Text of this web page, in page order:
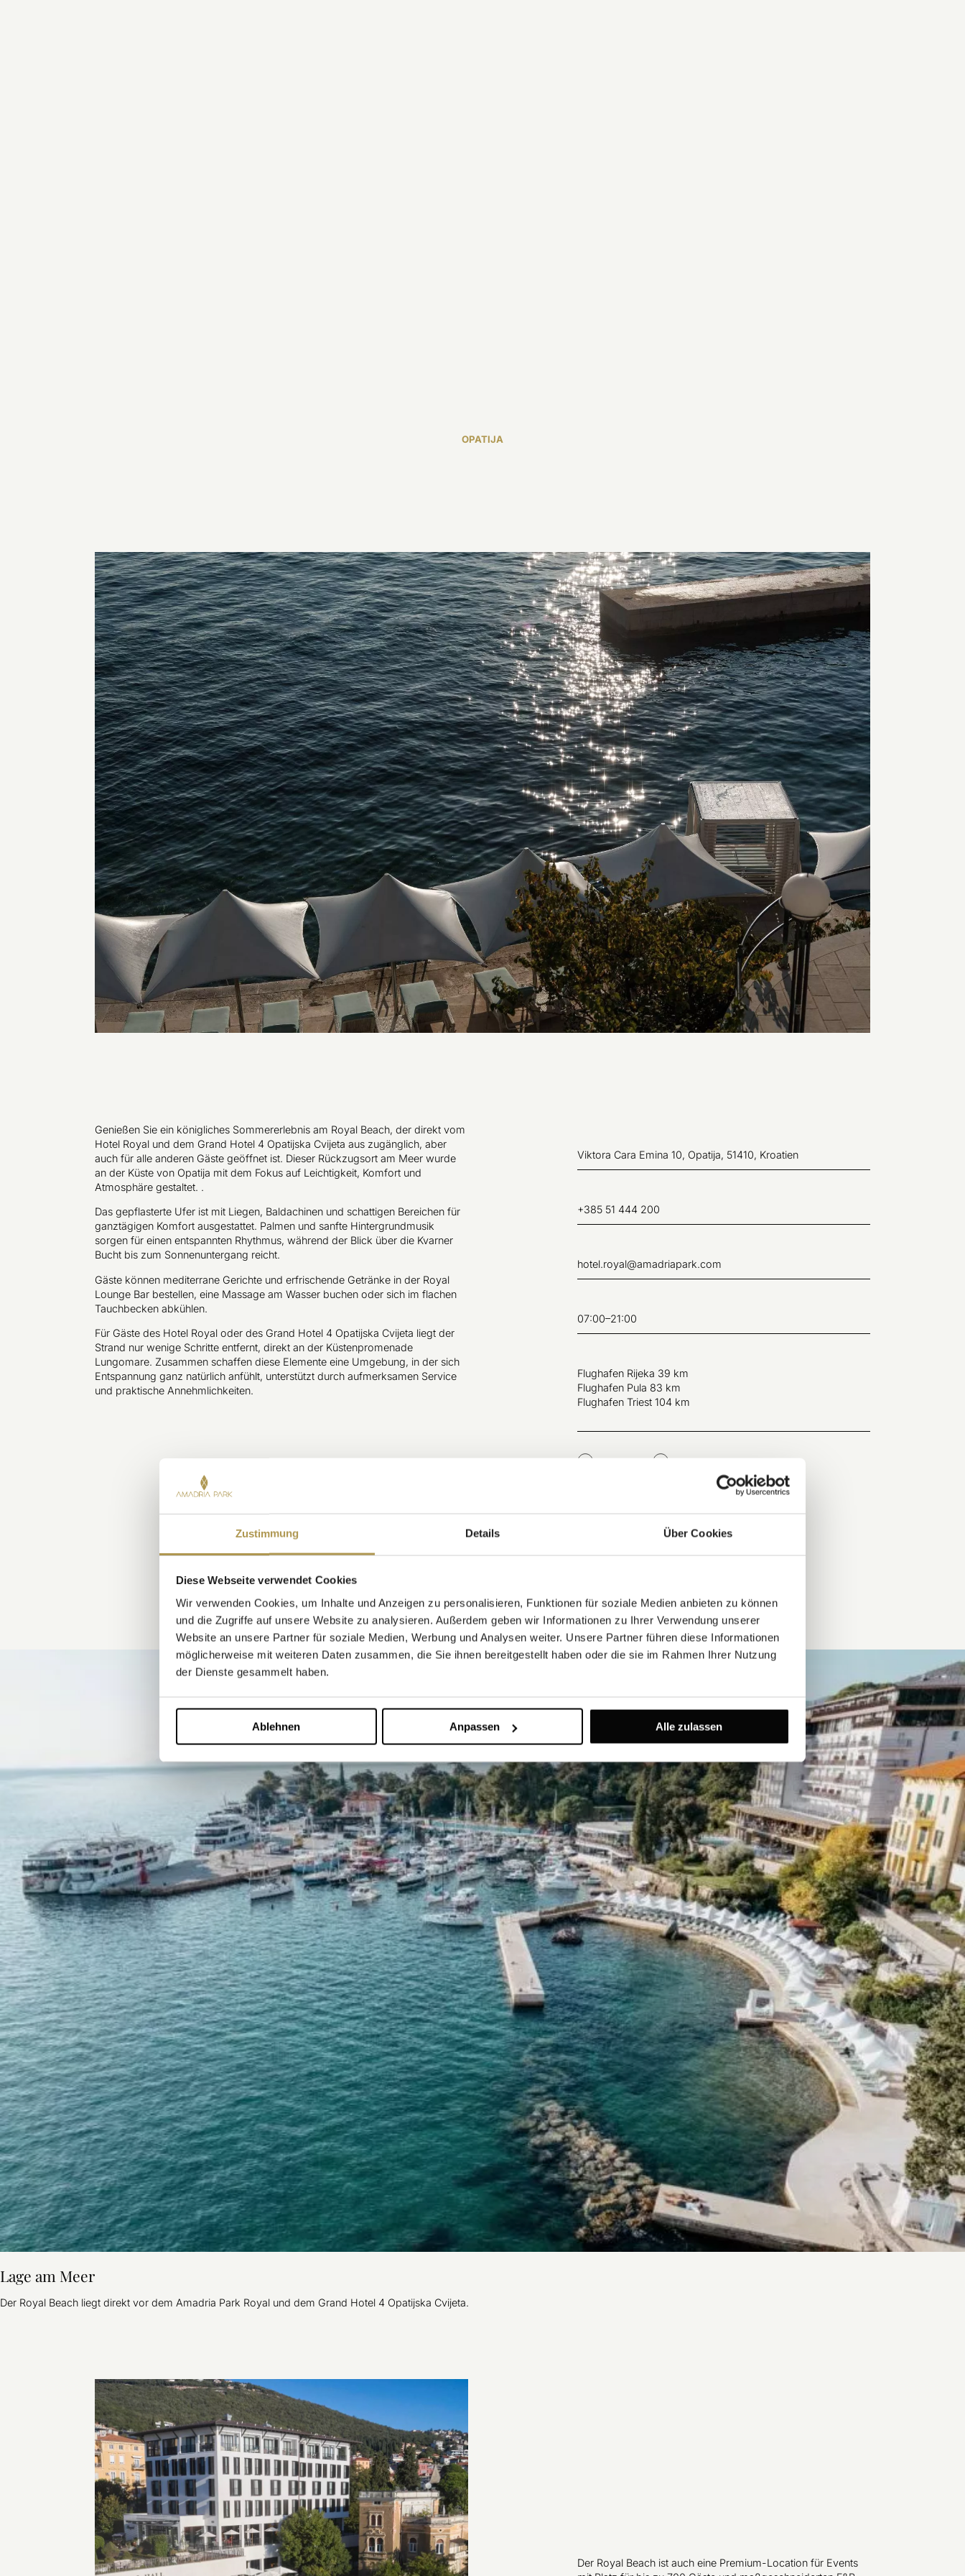
Zustimmung Details Über Cookies
Diese Webseite verwendet Cookies
Wir verwenden Cookies, um Inhalte und Anzeigen zu personalisieren, Funktionen für soziale Medien anbieten zu können
und die Zugriffe auf unsere Website zu analysieren. Außerdem geben wir Informationen zu Ihrer Verwendung unserer
Website an unsere Partner für soziale Medien, Werbung und Analysen weiter. Unsere Partner führen diese Informationen
möglicherweise mit weiteren Daten zusammen, die Sie ihnen bereitgestellt haben oder die sie im Rahmen Ihrer Nutzung
der Dienste gesammelt haben.
Ablehnen Anpassen Alle zulassen
OPATIJA
Genießen Sie ein königliches Sommererlebnis am Royal Beach, der direkt vom
Hotel Royal und dem Grand Hotel 4 Opatijska Cvijeta aus zugänglich, aber
auch für alle anderen Gäste geöffnet ist. Dieser Rückzugsort am Meer wurde
an der Küste von Opatija mit dem Fokus auf Leichtigkeit, Komfort und
Atmosphäre gestaltet. .
Das gepflasterte Ufer ist mit Liegen, Baldachinen und schattigen Bereichen für
ganztägigen Komfort ausgestattet. Palmen und sanfte Hintergrundmusik
sorgen für einen entspannten Rhythmus, während der Blick über die Kvarner
Bucht bis zum Sonnenuntergang reicht.
Gäste können mediterrane Gerichte und erfrischende Getränke in der Royal
Lounge Bar bestellen, eine Massage am Wasser buchen oder sich im flachen
Tauchbecken abkühlen.
Für Gäste des Hotel Royal oder des Grand Hotel 4 Opatijska Cvijeta liegt der
Strand nur wenige Schritte entfernt, direkt an der Küstenpromenade
Lungomare. Zusammen schaffen diese Elemente eine Umgebung, in der sich
Entspannung ganz natürlich anfühlt, unterstützt durch aufmerksamen Service
und praktische Annehmlichkeiten.
Viktora Cara Emina 10, Opatija, 51410, Kroatien
+385 51 444 200
hotel.royal@amadriapark.com
07:00–21:00
Flughafen Rijeka 39 km
Flughafen Pula 83 km
Flughafen Triest 104 km
Lage am Meer
Der Royal Beach liegt direkt vor dem Amadria Park Royal und dem Grand Hotel 4 Opatijska Cvijeta.
Der Royal Beach ist auch eine Premium-Location für Events